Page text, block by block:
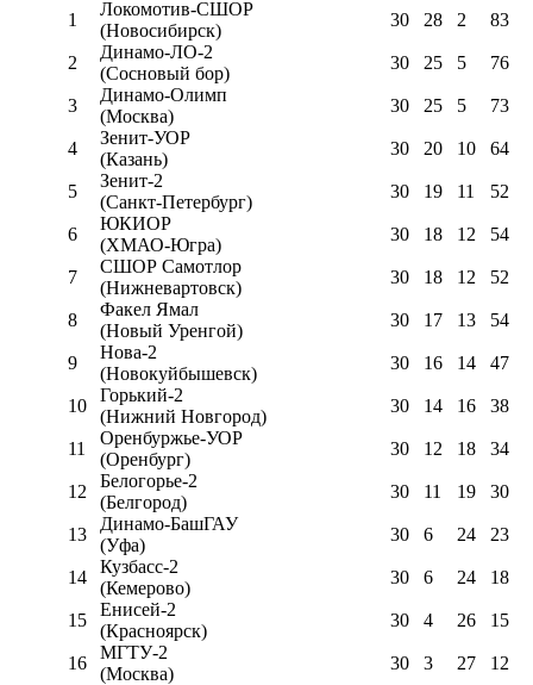
1
Локомотив-CШОР
(Новосибирск)
30 28 2 83
2
Динамо-ЛО-2
(Сосновый бор)
30 25 5 76
3
Динамо-Олимп
(Москва)
30 25 5 73
4
Зенит-УОР
(Казань)
30 20 10 64
5
Зенит-2
(Санкт-Петербург)
30 19 11 52
6
ЮКИОР
(ХМАО-Югра)
30 18 12 54
7
СШОР Самотлор
(Нижневартовск)
30 18 12 52
8
Факел Ямал
(Новый Уренгой)
30 17 13 54
9
Нова-2
(Новокуйбышевск)
30 16 14 47
10
Горький-2
(Нижний Новгород)
30 14 16 38
11
Оренбуржье-УОР
(Оренбург)
30 12 18 34
12
Белогорье-2
(Белгород)
30 11 19 30
13
Динамо-БашГАУ
(Уфа)
30 6 24 23
14
Кузбасс-2
(Кемерово)
30 6 24 18
15
Енисей-2
(Красноярск)
30 4 26 15
16
МГТУ-2
(Москва)
30 3 27 12